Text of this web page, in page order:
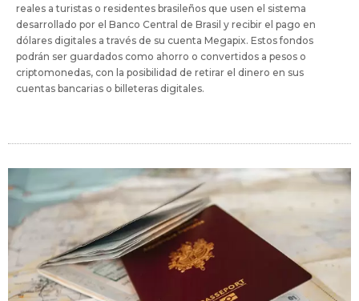
reales a turistas o residentes brasileños que usen el sistema
desarrollado por el Banco Central de Brasil y recibir el pago en
dólares digitales a través de su cuenta Megapix. Estos fondos
podrán ser guardados como ahorro o convertidos a pesos o
criptomonedas, con la posibilidad de retirar el dinero en sus
cuentas bancarias o billeteras digitales.